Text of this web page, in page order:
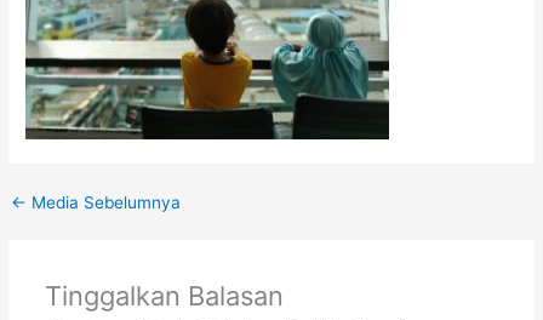
← Media Sebelumnya
Tinggalkan Balasan